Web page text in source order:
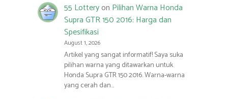
55 Lotteryon Pilihan Warna Honda
Supra GTR 150 2016: Harga dan
Spesifikasi
August 1, 2026
Artikel yang sangat informatif! Saya suka
pilihan warna yang ditawarkan untuk
Honda Supra GTR 150 2016. Warna-warna
yang cerah dan…